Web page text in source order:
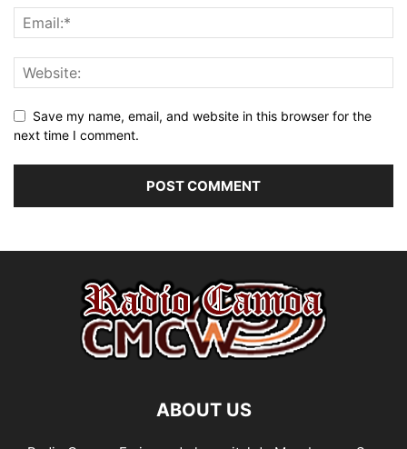
Save my name, email, and website in this browser for the
next time I comment.
ABOUT US